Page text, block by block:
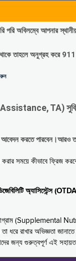
পরি অবিলম্বে
থাকে তাহলে অনুগ্রহ করে
TA)
আবেদন করতে পারবেন।আরও
সময়ে কীভাবে ফ্রিজ
অ্যাসিস্টেন্স
প্রোগ্রাম
রাখার অভিজ্ঞতা জানাতে
জন্য গুরুত্বপূর্ণ এই